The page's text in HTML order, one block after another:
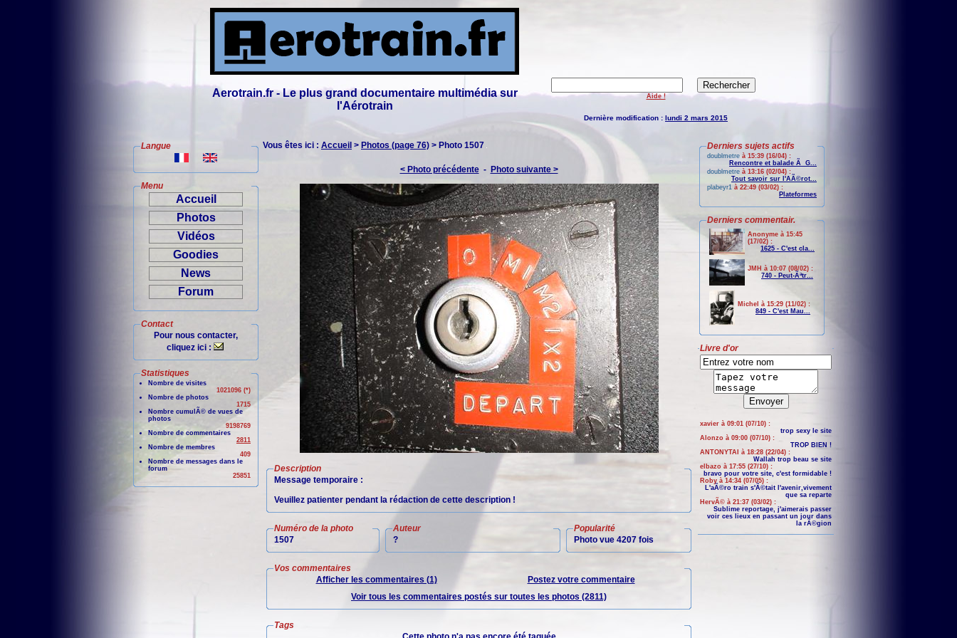
Aerotrain.fr - Le plus grand documentaire multimédia sur
l'Aérotrain
Aide !
Dernière modification : lundi 2 mars 2015
Langue
Menu
Accueil
Photos
Vidéos
Goodies
News
Forum
Contact
Pour nous contacter,
cliquez ici :
Statistiques
Nombre de visites
1021096 (*)
Nombre de photos
1715
Nombre cumulÃ© de vues de
photos
9198769
Nombre de commentaires
2811
Nombre de membres
409
Nombre de messages dans le
forum
25851
Vous êtes ici : Accueil > Photos (page 76) > Photo 1507
< Photo précédente- Photo suivante >
Description
Message temporaire :
Veuillez patienter pendant la rédaction de cette description !
Numéro de la photo
1507
Auteur
?
Popularité
Photo vue 4207 fois
Vos commentaires
Afficher les commentaires (1)
Postez votre commentaire
Voir tous les commentaires postés sur toutes les photos (2811)
Tags
Derniers sujets actifs
doublmetre à 15:39 (16/04) :
Rencontre et balade Ã G...
doublmetre à 13:16 (02/04) :
Tout savoir sur l'AÃ©rot...
plabeyr1 à 22:49 (03/02) :
Plateformes
Derniers commentair.
Anonyme à 15:45
(17/02) :
1625 - C'est cla...
JMH à 10:07 (08/02) :
740 - Peut-Ãªtr...
Michel à 15:29 (11/02) :
849 - C'est Mau...
Livre d'or
xavier à 09:01 (07/10) :
trop sexy le site
Alonzo à 09:00 (07/10) :
TROP BIEN !
ANTONYTAI à 18:28 (22/04) :
Wallah trop beau se site
elbazo à 17:55 (27/10) :
bravo pour votre site, c'est formidable !
Roby à 14:34 (07/05) :
L'aÃ©ro train s'Ã©tait l'avenir,vivement
que sa reparte
HervÃ© à 21:37 (03/02) :
Sublime reportage, j'aimerais passer
voir ces lieux en passant un jour dans
la rÃ©gion